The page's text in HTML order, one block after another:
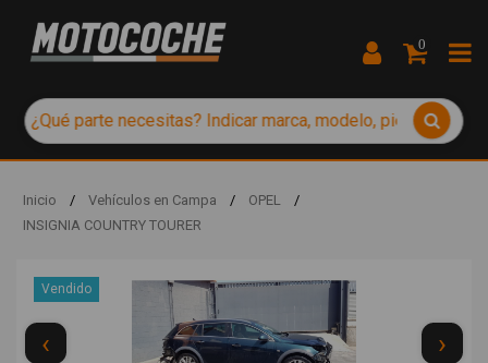
0
Inicio / Vehículos en Campa / OPEL
/
INSIGNIA COUNTRY TOURER
Vendido
‹ ›